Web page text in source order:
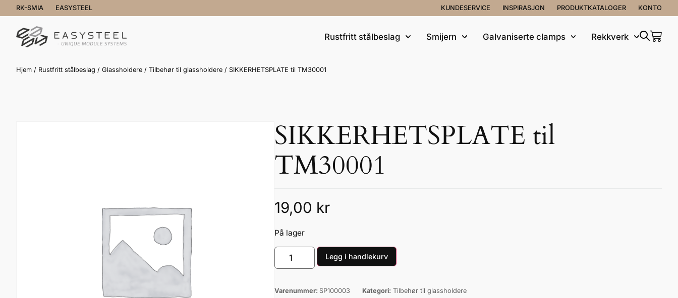
RK-SMIA EASYSTEEL KUNDESERVICE INSPIRASJON PRODUKTKATALOGER KONTO
Rustfritt stålbeslag Smijern Galvaniserte clamps Rekkverk
Hjem / Rustfritt stålbeslag / Glassholdere / Tilbehør til glassholdere / SIKKERHETSPLATE til TM30001
SIKKERHETSPLATE til
TM30001
19,00 kr
På lager
Legg i handlekurv
Varenummer: SP100003 Kategori: Tilbehør til glassholdere